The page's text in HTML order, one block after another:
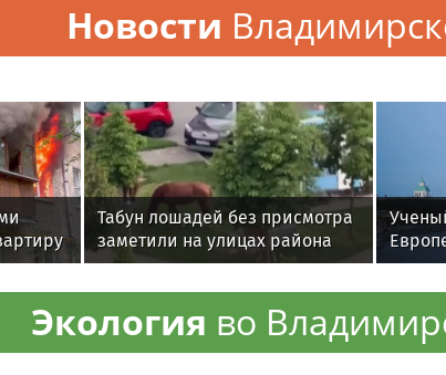
Новости
Табун лошадей без присмотра
заметили на улицах района
Новые Ватутинки
Экология во